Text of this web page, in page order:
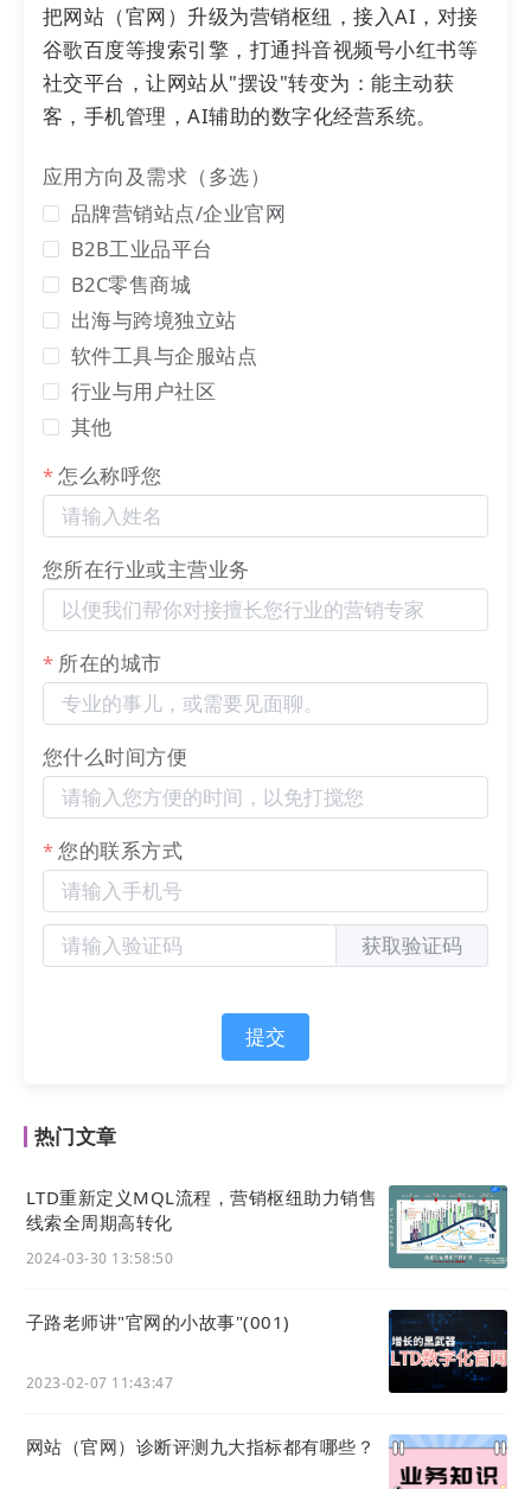
识别二维码或点击链接预览：
识别二维码或点击链接预览：https://21157.h5x.net/
把网站（官网）升级为营销枢纽，接入AI，对接
谷歌百度等搜索引擎，打通抖音视频号小红书等
社交平台，让网站从"摆设"转变为：能主动获
客，手机管理，AI辅助的数字化经营系统。
应用方向及需求（多选）
品牌营销站点/企业官网
B2B工业品平台
B2C零售商城
出海与跨境独立站
软件工具与企服站点
行业与用户社区
其他
怎么称呼您
您所在行业或主营业务
所在的城市
您什么时间方便
您的联系方式
获取验证码
提交
热门文章
LTD重新定义MQL流程，营销枢纽助力销售
线索全周期高转化
2024-03-30 13:58:50
子路老师讲"官网的小故事"(001)
2023-02-07 11:43:47
网站（官网）诊断评测九大指标都有哪些？